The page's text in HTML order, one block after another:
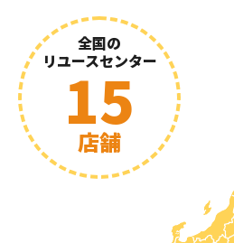
全国の
リユースセンター
15
店舗